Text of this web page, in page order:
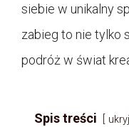
siebie w unikalny
zabieg to nie tylko
podróż w świat
Spis treści ukryj